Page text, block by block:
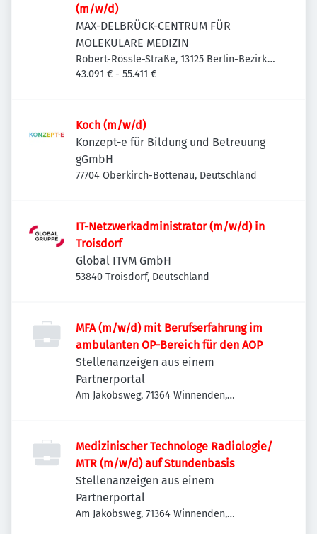
(m/w/d)
MAX-DELBRÜCK-CENTRUM FÜR
MOLEKULARE MEDIZIN
Robert-Rössle-Straße, 13125 Berlin-Bezirk
Pankow, Deutschland
43.091 € - 55.411 €
Koch (m/w/d)
Konzept-e für Bildung und Betreuung
gGmbH
77704 Oberkirch-Bottenau, Deutschland
IT-Netzwerkadministrator (m/w/d) in
Troisdorf
Global ITVM GmbH
53840 Troisdorf, Deutschland
MFA (m/w/d) mit Berufserfahrung im
ambulanten OP-Bereich für den AOP
Stellenanzeigen aus einem
Partnerportal
Am Jakobsweg, 71364 Winnenden,
Medizinischer Technologe Radiologie/
MTR (m/w/d) auf Stundenbasis
Stellenanzeigen aus einem
Partnerportal
Am Jakobsweg, 71364 Winnenden,